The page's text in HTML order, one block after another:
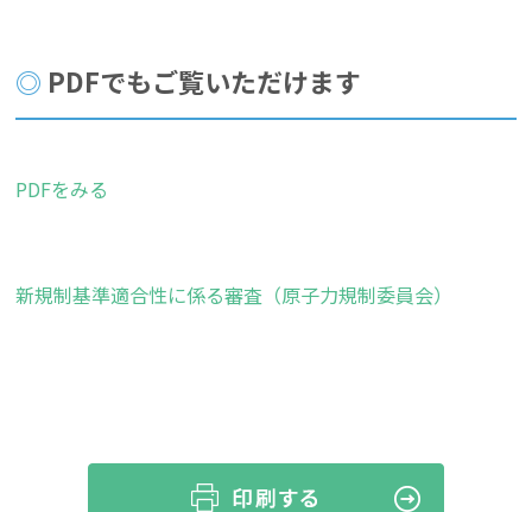
PDFでもご覧いただけます
PDFをみる
新規制基準適合性に係る審査（原子力規制委員会）